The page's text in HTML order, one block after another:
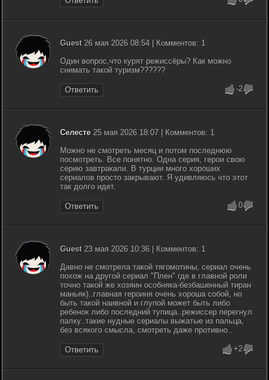
Guest26 мая 2026 08:54 | Комментов: 1
Один вопрос,что курят режиссёры? Как можно
снимать такой туризм??????
Ответить -2
Селесте25 мая 2026 18:07 | Комментов: 1
Можно не смотреть месяц и потом последнюю
посмотреть. Все понятно. Одна серия, герои свою
серию завтракали. В турции много хороших
сериалов просто закрывают. Я удивляюсь что этот
так долго идет.
Ответить 0
Guest23 мая 2026 10:36 | Комментов: 1
Давно не смотрела такой тягомотины, сериал очень
похож на другой сериал "Плен" где в главной роли
точно такой же хозяин особняка-безбашенный тиран
маньяк)..главная героиня очень хороша собой, но
быть такой наивной и глупой может быть либо
ребенок либо последний тупица..режиссер перегнул
палку..такие нудные сериалы выжатые из пальца,
без всякого смысла, смотреть даже противно..
Ответить +2